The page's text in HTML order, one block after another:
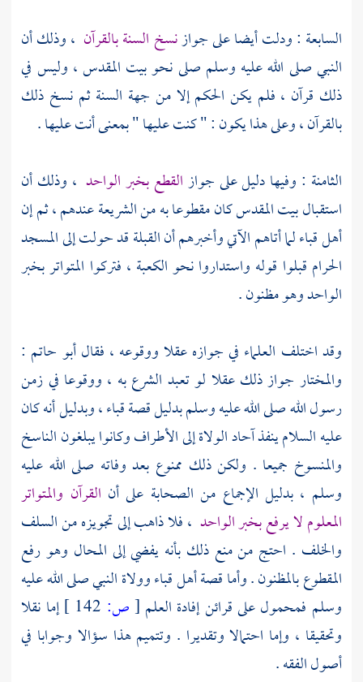
السابعة : ودلت أيضا على جوازنسخ السنة بالقرآن ، وذلك أن
النبي صلى الله عليه وسلم صلى نحوبيت المقدس، وليس في
ذلك قرآن ، فلم يكن الحكم إلا من جهة السنة ثم نسخ ذلك
بالقرآن ، وعلى هذا يكون : " كنت عليها " بمعنى أنت عليها .
الثامنة : وفيها دليل على جوازالقطع بخبر الواحد ، وذلك أن
استقبالبيت المقدسكان مقطوعا به من الشريعة عندهم ، ثم إن
أهل قباءلما أتاهم الآتي وأخبرهم أن القبلة قد حولت إلىالمسجد
الحرام قبلوا قوله واستداروا نحوالكعبة ، فتركوا المتواتر بخبر
الواحد وهو مظنون .
وقد اختلف العلماء في جوازه عقلا ووقوعه ، فقالأبو حاتم :
والمختار جواز ذلك عقلا لو تعبد الشرع به ، ووقوعا في زمن
رسول الله صلى الله عليه وسلم بدليل قصةقباء، وبدليل أنه كان
عليه السلام ينفذ آحاد الولاة إلى الأطراف وكانوا يبلغون الناسخ
والمنسوخ جميعا . ولكن ذلك ممنوع بعد وفاته صلى الله عليه
وسلم ، بدليل الإجماع من الصحابة على أن القرآن والمتواتر
المعلوم لا يرفع بخبر الواحد ، فلا ذاهب إلى تجويزه من السلف
والخلف . احتج من منع ذلك بأنه يفضي إلى المحال وهو رفع
المقطوع بالمظنون . وأما قصةأهلقباءوولاة النبي صلى الله عليه
وسلم فمحمول على قرائن إفادة العلم [ص:
إما نقلا
وتحقيقا ، وإما احتمالا وتقديرا . وتتميم هذا سؤالا وجوابا في
أصول الفقه .